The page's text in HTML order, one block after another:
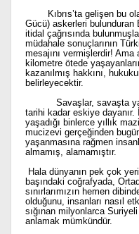
Kıbrıs’ta gelişen bu
Gücü) askerleri bulunduran
itidal çağrısında
müdahale sonuçlarının
mesajını vermişlerdir!
kilometre ötede
kazanılmış hakkını,
belirleyecektir.
Savaşlar, savaşta
tarihi kadar eskiye dayanır.
yaşadığı binlerce yıllık
mucizevi gerçeğinden
yaşanmasına rağmen
almamış, alamamıştır.
Hala dünyanın pek çok
başındaki coğrafyada,
sınırlarımızın hemen
olduğunu, insanları nasıl
sığınan milyonlarca
anlamak mümkündür.